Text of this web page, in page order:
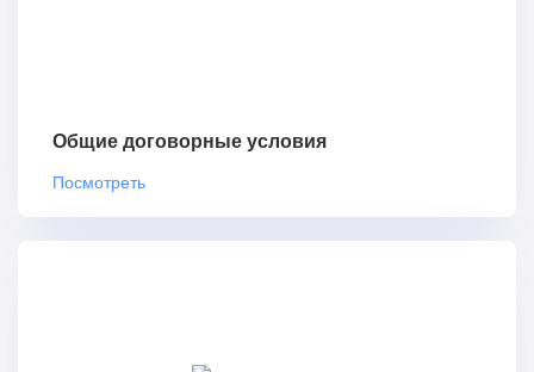
Общие договорные условия
Посмотреть